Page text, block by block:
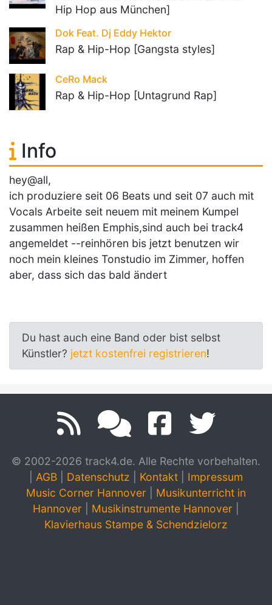
Hip Hop aus München]
Dok Feat. Dj Eddy Hektor
Rap & Hip-Hop [Gangsta styles]
CeRo Mack
Rap & Hip-Hop [Untagrund Rap]
Info
hey@all,
ich produziere seit 06 Beats und seit 07 auch mit
Vocals Arbeite seit neuem mit meinem Kumpel
zusammen heißen Emphis,sind auch bei track4
angemeldet --reinhören bis jetzt benutzen wir
noch mein kleines Tonstudio im Zimmer, hoffen
aber, dass sich das bald ändert
Du hast auch eine Band oder bist selbst
Künstler? jetzt kostenfrei registrieren!
© 2002-2026 track4.de. Alle Rechte vorbehalten.
AGB Datenschutz Kontakt
Impressum
Music Corner Hannover
Musikunterricht in
Hannover
Musikinstrumente Hannover
Klavierhaus Stampe & Schendzielorz